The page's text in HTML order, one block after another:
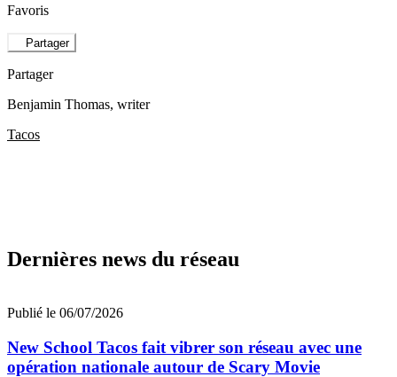
Favoris
Partager
Partager
Benjamin Thomas, writer
Tacos
Dernières news du réseau
Publié le 06/07/2026
New School Tacos fait vibrer son réseau avec une
opération nationale autour de Scary Movie